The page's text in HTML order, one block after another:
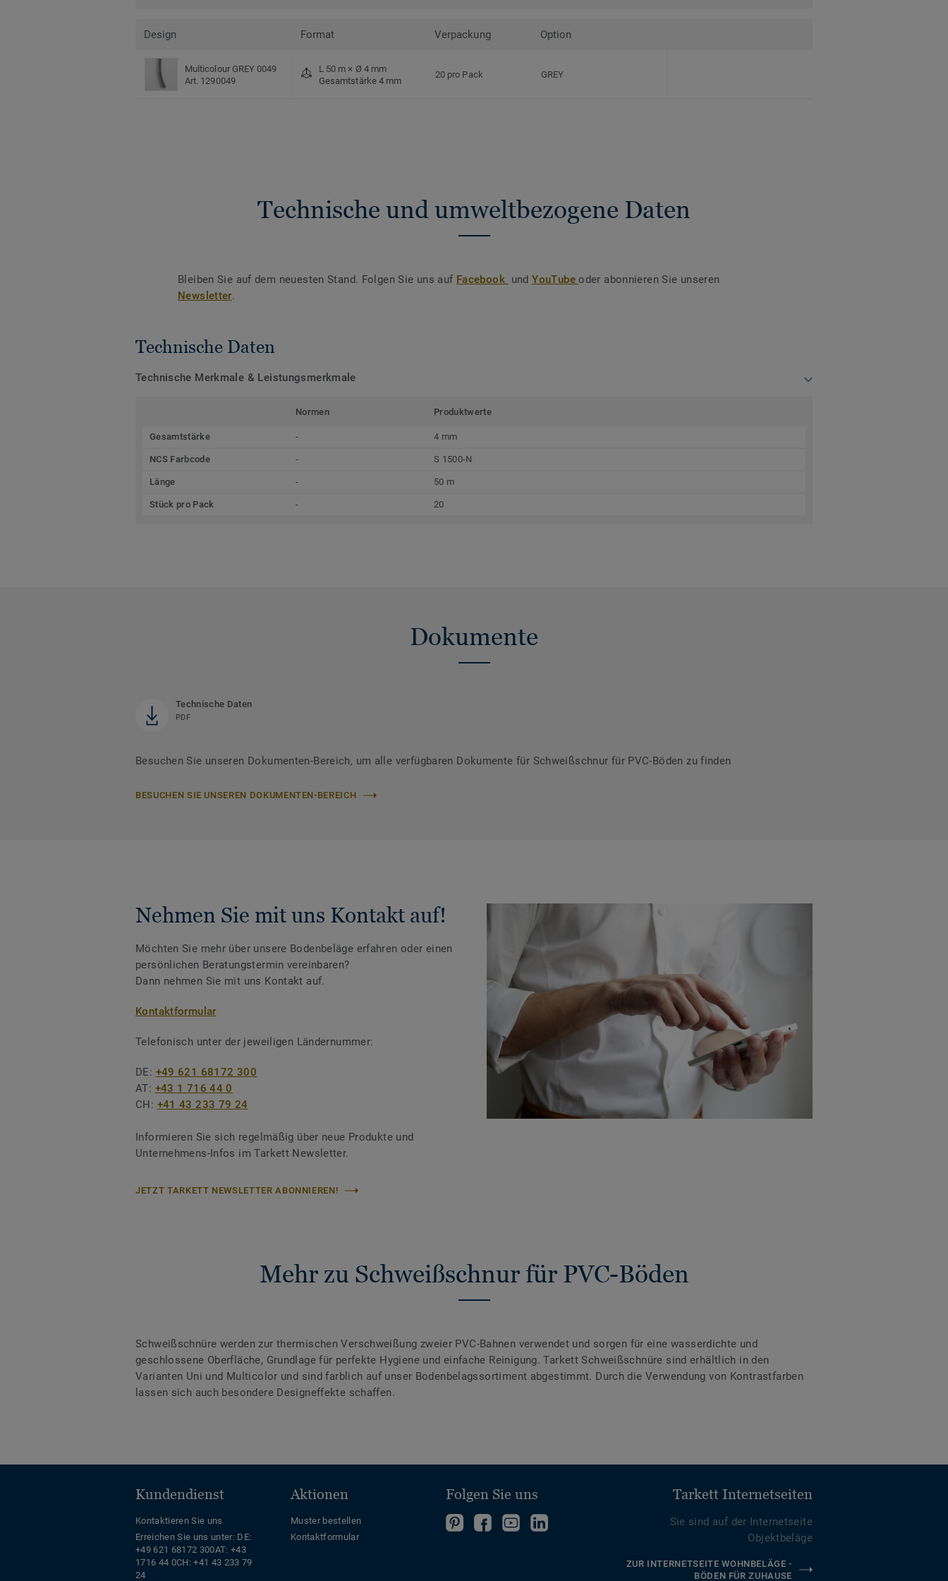
Design Format Verpackung Option
Multicolour GREY 0049
Art. 1290049
L 50 m × Ø 4 mm
Gesamtstärke 4 mm
20 pro Pack GREY
Technische und umweltbezogene Daten
Bleiben Sie auf dem neuesten Stand. Folgen Sie uns auf Facebook undYouTubeoder abonnieren Sie unseren
Newsletter.
Technische Daten
Technische Merkmale & Leistungsmerkmale
Normen Produktwerte
Gesamtstärke - 4 mm
NCS Farbcode - S 1500-N
Länge - 50 m
Stück pro Pack - 20
Dokumente
Technische Daten
PDF
Besuchen Sie unseren Dokumenten-Bereich, um alle verfügbaren Dokumente für Schweißschnur für PVC-Böden zu finden
BESUCHEN SIE UNSEREN DOKUMENTEN-BEREICH
Nehmen Sie mit uns Kontakt auf!
Möchten Sie mehr über unsere Bodenbeläge erfahren oder einen
persönlichen Beratungstermin vereinbaren?
Dann nehmen Sie mit uns Kontakt auf.
Kontaktformular
Telefonisch unter der jeweiligen Ländernummer:
DE: +49 621 68172 300
AT: +43 1 716 44 0
CH: +41 43 233 79 24
Informieren Sie sich regelmäßig über neue Produkte und
Unternehmens-Infos im Tarkett Newsletter.
JETZT TARKETT NEWSLETTER ABONNIEREN!
Mehr zu Schweißschnur für PVC-Böden
Schweißschnüre werden zur thermischen Verschweißung zweier PVC-Bahnen verwendet und sorgen für eine wasserdichte und
geschlossene Oberfläche, Grundlage für perfekte Hygiene und einfache Reinigung. Tarkett Schweißschnüre sind erhältlich in den
Varianten Uni und Multicolor und sind farblich auf unser Bodenbelagssortiment abgestimmt. Durch die Verwendung von Kontrastfarben
lassen sich auch besondere Designeffekte schaffen.
Kundendienst
Kontaktieren Sie uns
Erreichen Sie uns unter: DE:
+49 621 68172 300AT: +43
1716 44 0CH: +41 43 233 79
24
Aktionen
Muster bestellen
Kontaktformular
Folgen Sie uns
FolgenFolgenFolgeFolgen
Tarkett Internetseiten
Sie sind auf der Internetseite
Objektbeläge
ZUR INTERNETSEITE WOHNBELÄGE -
BÖDEN FÜR ZUHAUSE